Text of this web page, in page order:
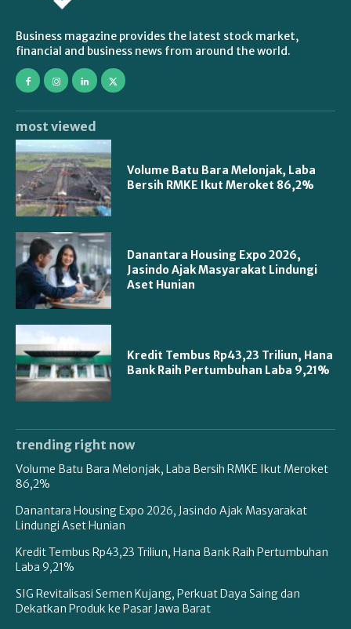
Business magazine provides the latest stock market,
financial and business news from around the world.
most viewed
Volume Batu Bara Melonjak, Laba
Bersih RMKE Ikut Meroket 86,2%
Danantara Housing Expo 2026,
Jasindo Ajak Masyarakat Lindungi
Aset Hunian
Kredit Tembus Rp43,23 Triliun, Hana
Bank Raih Pertumbuhan Laba 9,21%
trending right now
Volume Batu Bara Melonjak, Laba Bersih RMKE Ikut Meroket
86,2%
Danantara Housing Expo 2026, Jasindo Ajak Masyarakat
Lindungi Aset Hunian
Kredit Tembus Rp43,23 Triliun, Hana Bank Raih Pertumbuhan
Laba 9,21%
SIG Revitalisasi Semen Kujang, Perkuat Daya Saing dan
Dekatkan Produk ke Pasar Jawa Barat